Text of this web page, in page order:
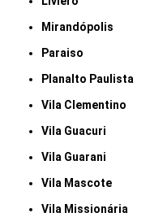
Mirandópolis
Paraiso
Planalto Paulista
Vila Clementino
Vila Guacuri
Vila Guarani
Vila Mascote
Vila Missionária